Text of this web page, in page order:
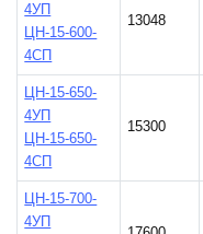
4УП
ЦН-15-600-
4СП
13048
ЦН-15-650-
4УП
ЦН-15-650-
4СП
15300
ЦН-15-700-
4УП